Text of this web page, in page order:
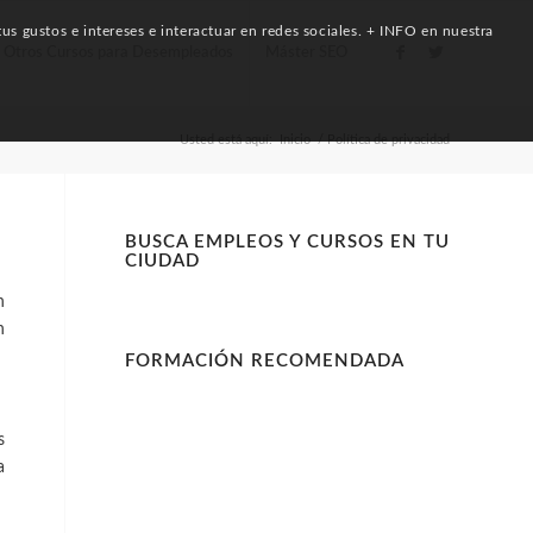
Usted está aquí: Inicio / Política de privacidad
BUSCA EMPLEOS Y CURSOS EN TU
CIUDAD
FORMACIÓN RECOMENDADA
gustos e intereses e interactuar en redes sociales. + INFO en nuestra